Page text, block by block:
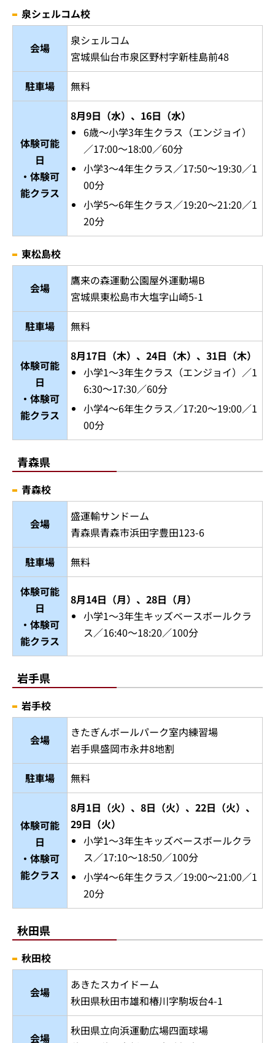
泉シェルコム校
会場
泉シェルコム
宮城県仙台市泉区野村字新桂島前48
駐車場
無料
体験可能
日
・体験可
能クラス
8月9日（水）、16日（水）
6歳～小学3年生クラス（エンジョイ）
／17:00～18:00／60分
小学3～4年生クラス／17:50～19:30／1
00分
小学5～6年生クラス／19:20～21:20／1
20分
東松島校
会場
鷹来の森運動公園屋外運動場B
宮城県東松島市大塩字山崎5-1
駐車場
無料
体験可能
日
・体験可
能クラス
8月17日（木）、24日（木）、31日（木）
小学1～3年生クラス（エンジョイ）／1
6:30～17:30／60分
小学4～6年生クラス／17:20～19:00／1
00分
青森県
青森校
会場
盛運輸サンドーム
青森県青森市浜田字豊田123-6
駐車場
無料
体験可能
日
・体験可
能クラス
8月14日（月）、28日（月）
小学1～3年生キッズベースボールクラ
ス／16:40～18:20／100分
岩手県
岩手校
会場
きたぎんボールパーク室内練習場
岩手県盛岡市永井8地割
駐車場
無料
体験可能
日
・体験可
能クラス
8月1日（火）、8日（火）、22日（火）、
29日（火）
小学1～3年生キッズベースボールクラ
ス／17:10～18:50／100分
小学4～6年生クラス／19:00～21:00／1
20分
秋田県
秋田校
会場
あきたスカイドーム
秋田県秋田市雄和椿川字駒坂台4-1
会場
秋田県立向浜運動広場四面球場